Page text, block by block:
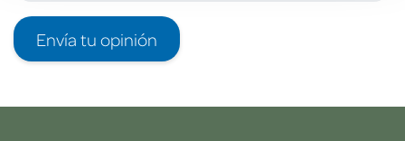
Envía tu opinión